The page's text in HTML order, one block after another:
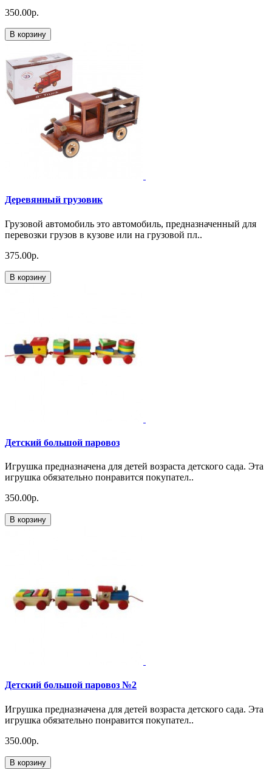
350.00р.
В корзину
Деревянный грузовик
Грузовой автомобиль это автомобиль, предназначенный для
перевозки грузов в кузове или на грузовой пл..
375.00р.
В корзину
Детский большой паровоз
Игрушка предназначена для детей возраста детского сада. Эта
игрушка обязательно понравится покупател..
350.00р.
В корзину
Детский большой паровоз №2
Игрушка предназначена для детей возраста детского сада. Эта
игрушка обязательно понравится покупател..
350.00р.
В корзину